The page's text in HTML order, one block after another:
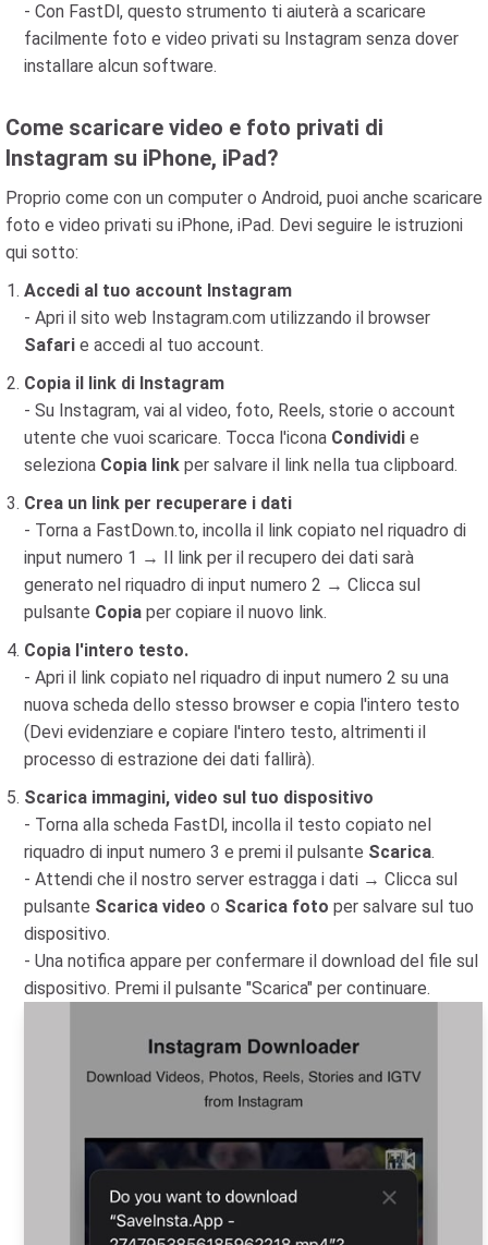
- Con FastDl, questo strumento ti aiuterà a scaricare
facilmente foto e video privati su Instagram senza dover
installare alcun software.
Come scaricare video e foto privati di
Instagram su iPhone, iPad?
Proprio come con un computer o Android, puoi anche scaricare
foto e video privati su iPhone, iPad. Devi seguire le istruzioni
qui sotto:
Accedi al tuo account Instagram
- Apri il sito web Instagram.com utilizzando il browser
Safari e accedi al tuo account.
Copia il link di Instagram
- Su Instagram, vai al video, foto, Reels, storie o account
utente che vuoi scaricare. Tocca l'icona Condividi e
seleziona Copia link per salvare il link nella tua clipboard.
Crea un link per recuperare i dati
- Torna a FastDown.to, incolla il link copiato nel riquadro di
input numero 1 → Il link per il recupero dei dati sarà
generato nel riquadro di input numero 2 → Clicca sul
pulsante Copia per copiare il nuovo link.
Copia l'intero testo.
- Apri il link copiato nel riquadro di input numero 2 su una
nuova scheda dello stesso browser e copia l'intero testo
(Devi evidenziare e copiare l'intero testo, altrimenti il
processo di estrazione dei dati fallirà).
Scarica immagini, video sul tuo dispositivo
- Torna alla scheda FastDl, incolla il testo copiato nel
riquadro di input numero 3 e premi il pulsante Scarica.
- Attendi che il nostro server estragga i dati → Clicca sul
pulsante Scarica video o Scarica foto per salvare sul tuo
dispositivo.
- Una notifica appare per confermare il download del file sul
dispositivo. Premi il pulsante "Scarica" per continuare.